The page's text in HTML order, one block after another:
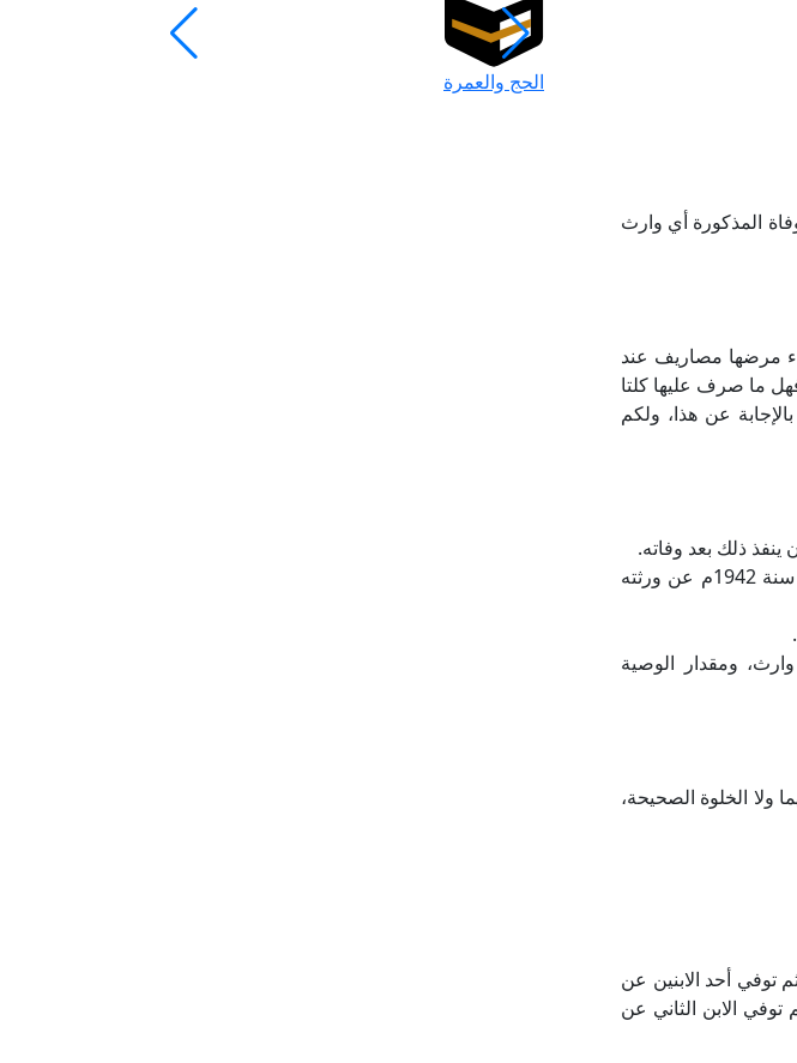
المذكورة أي وارث
مرضها مصاريف عند
ما صرف عليها كلتا
عن هذا، ولكم
ذلك بعد وفاته.
وبالاطلاع على صورة عقد الهبة تبيَّن أنه صادر بتاريخ 19/ 6/ 1938م، وأن الواهب توفي سنة 1942م عن ورثته
ومقدار الوصية
الخلوة الصحيحة،
توفي أحد الابنين عن
توفي الابن الثاني عن
الحج والعمرة